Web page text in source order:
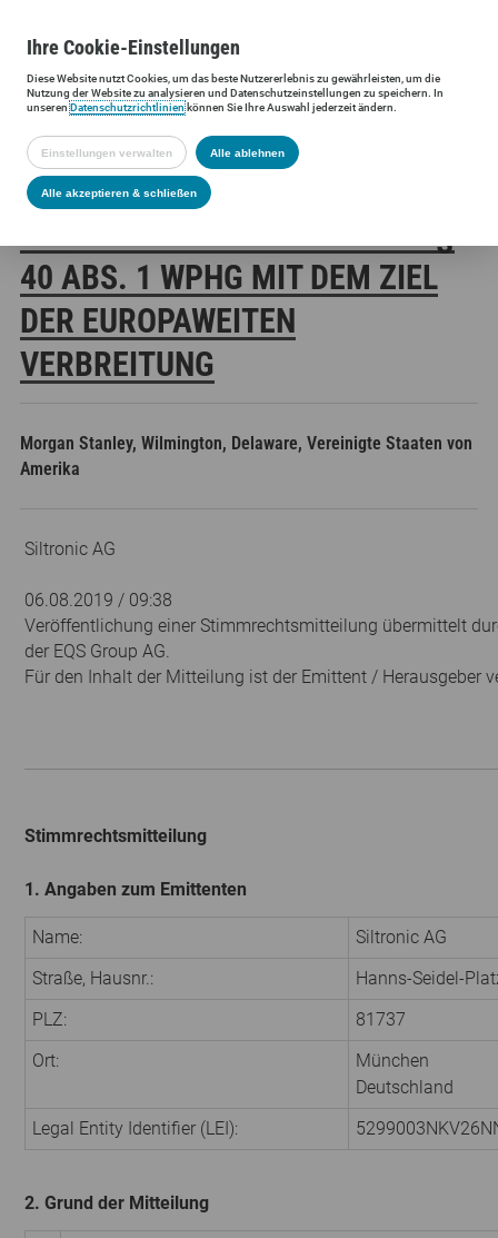
Siltronic AG Investoren Finanzmeldungen
SILTRONIC AG:
0 ABS. 1 WPHG MIT DEM ZIEL D
ER EUROPAWEITEN V
ERBREITUNG
Morgan Stanley, Wilmington, Delaware, Vereinigte Staaten von
Amerika
Siltronic AG
06.08.2019 / 09:38
Veröffentlichung einer Stimmrechtsmitteilung übermittelt
der EQS Group AG.
Für den Inhalt der Mitteilung ist der Emittent / Herausgeber
Stimmrechtsmitteilung
1. Angaben zum Emittenten
Name:
Siltronic AG
Straße, Hausnr.:
Hanns-Seidel-
PLZ:
81737
Ort:
München
Deutschland
Legal Entity Identifier (LEI):
2. Grund der Mitteilung
IhreCookie-Einstellungen
DieseWebsitenutzt Cookies, um das beste Nutzererlebnis zu gewährleisten, um die
Nutzung derWebsitezu analysieren und Datenschutzeinstellungen zu speichern. In
unserenDatenschutzrichtlinienkönnen Sie Ihre Auswahl jederzeit ändern.
Einstellungen verwalten Alle ablehnen
Alle akzeptieren & schließen